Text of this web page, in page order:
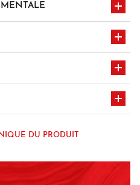
chlore interdit
DU PRODUIT